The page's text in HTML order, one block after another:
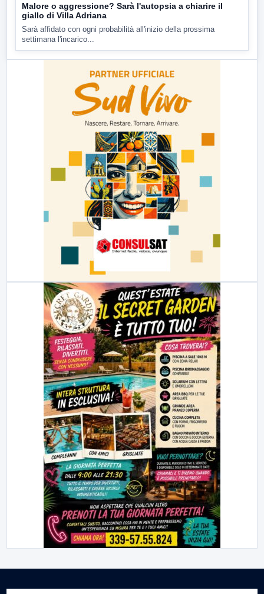
Malore o aggressione? Sarà l'autopsia a chiarire il
giallo di Villa Adriana
Sarà affidato con ogni probabilità all'inizio della prossima
settimana l'incarico...